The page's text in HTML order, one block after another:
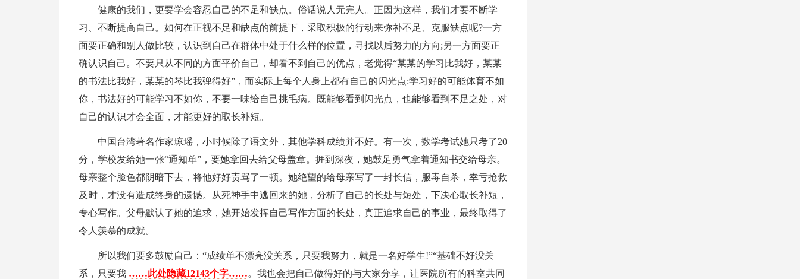
健康的我们，更要学会容忍自己的不足和缺点。俗话说人无完人。正因为这样，我们才要不断学
习、不断提高自己。如何在正视不足和缺点的前提下，采取积极的行动来弥补不足、克服缺点呢?一方
面要正确和别人做比较，认识到自己在群体中处于什么样的位置，寻找以后努力的方向;另一方面要正
确认识自己。不要只从不同的方面平价自己，却看不到自己的优点，老觉得“某某的学习比我好，某某
的书法比我好，某某的琴比我弹得好”，而实际上每个人身上都有自己的闪光点:学习好的可能体育不如
你，书法好的可能学习不如你，不要一味给自己挑毛病。既能够看到闪光点，也能够看到不足之处，对
自己的认识才会全面，才能更好的取长补短。
中国台湾著名作家琼瑶，小时候除了语文外，其他学科成绩并不好。有一次，数学考试她只考了20
分，学校发给她一张“通知单”，要她拿回去给父母盖章。捱到深夜，她鼓足勇气拿着通知书交给母亲。
母亲整个脸色都阴暗下去，将他好好责骂了一顿。她绝望的给母亲写了一封长信，服毒自杀，幸亏抢救
及时，才没有造成终身的遗憾。从死神手中逃回来的她，分析了自己的长处与短处，下决心取长补短，
专心写作。父母默认了她的追求，她开始发挥自己写作方面的长处，真正追求自己的事业，最终取得了
令人羡慕的成就。
所以我们要多鼓励自己：“成绩单不漂亮没关系，只要我努力，就是一名好学生!”“基础不好没关
系，只要我 ……此处隐藏12143个字……。我也会把自己做得好的与大家分享，让医院所有的科室共同